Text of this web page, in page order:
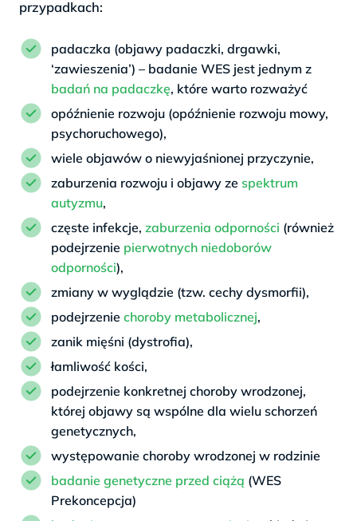
przypadkach:
padaczka (objawy padaczki, drgawki,
‘zawieszenia’) – badanie WES jest jednym z
badań na padaczkę, które warto rozważyć
opóźnienie rozwoju (opóźnienie rozwoju mowy,
psychoruchowego),
wiele objawów o niewyjaśnionej przyczynie,
zaburzenia rozwoju i objawy ze spektrum
autyzmu,
częste infekcje, zaburzenia odporności (również
podejrzenie pierwotnych niedoborów
odporności),
zmiany w wyglądzie (tzw. cechy dysmorfii),
podejrzenie choroby metabolicznej,
zanik mięśni (dystrofia),
łamliwość kości,
podejrzenie konkretnej choroby wrodzonej,
której objawy są wspólne dla wielu schorzeń
genetycznych,
występowanie choroby wrodzonej w rodzinie
badanie genetyczne przed ciążą (WES
Prekoncepcja)